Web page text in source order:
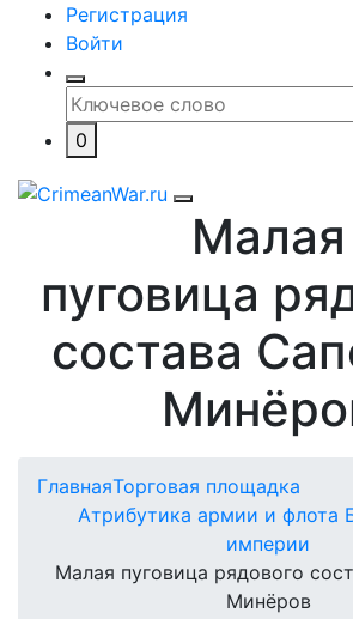
Регистрация
Войти
0
Малая
пуговица
состава
ГлавнаяТорговая площадка
Атрибутика армии и флота
империи
Малая пуговица рядового
Минёров